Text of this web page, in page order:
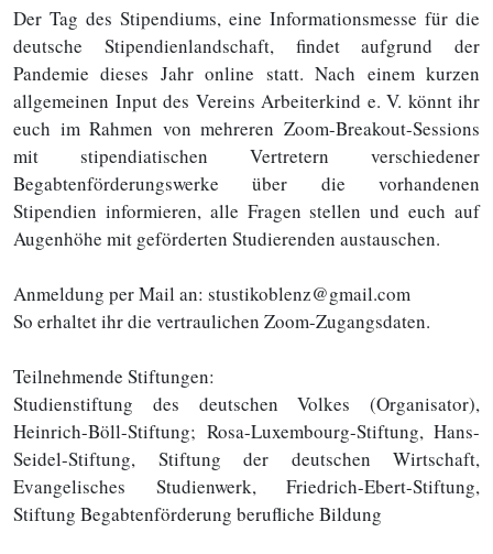
Der Tag des Stipendiums, eine Informationsmesse für die
deutsche Stipendienlandschaft, findet aufgrund der
Pandemie dieses Jahr online statt. Nach einem kurzen
allgemeinen Input des Vereins Arbeiterkind e. V. könnt ihr
euch im Rahmen von mehreren Zoom-Breakout-Sessions
mit stipendiatischen Vertretern verschiedener
Begabtenförderungswerke über die vorhandenen
Stipendien informieren, alle Fragen stellen und euch auf
Augenhöhe mit geförderten Studierenden austauschen.
Anmeldung per Mail an: stustikoblenz@gmail.com
So erhaltet ihr die vertraulichen Zoom-Zugangsdaten.
Teilnehmende Stiftungen:
Studienstiftung des deutschen Volkes (Organisator),
Heinrich-Böll-Stiftung; Rosa-Luxembourg-Stiftung, Hans-
Seidel-Stiftung, Stiftung der deutschen Wirtschaft,
Evangelisches Studienwerk, Friedrich-Ebert-Stiftung,
Stiftung Begabtenförderung berufliche Bildung